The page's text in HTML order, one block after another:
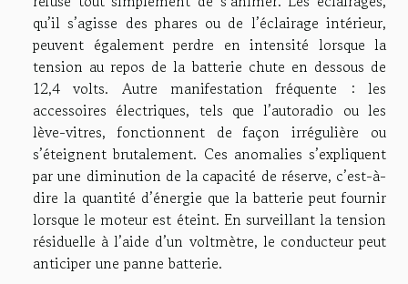
qu’il s’agisse des phares ou de l’éclairage intérieur,
peuvent également perdre en intensité lorsque la
tension au repos de la batterie chute en dessous de
12,4 volts. Autre manifestation fréquente : les
accessoires électriques, tels que l’autoradio ou les
lève-vitres, fonctionnent de façon irrégulière ou
s’éteignent brutalement. Ces anomalies s’expliquent
par une diminution de la capacité de réserve, c’est-à-
dire la quantité d’énergie que la batterie peut fournir
lorsque le moteur est éteint. En surveillant la tension
résiduelle à l’aide d’un voltmètre, le conducteur peut
anticiper une panne batterie.